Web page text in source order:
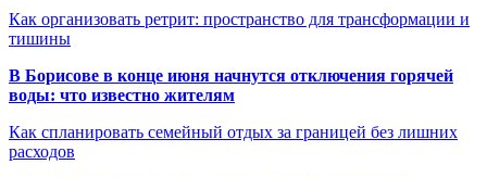
Как организовать ретрит: пространство для трансформации и
тишины
В Борисове в конце июня начнутся отключения горячей
воды: что известно жителям
Как спланировать семейный отдых за границей без лишних
расходов